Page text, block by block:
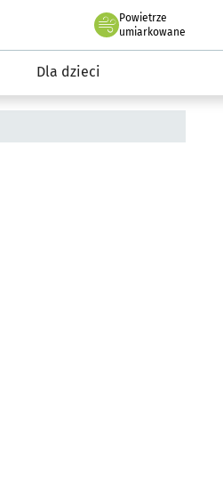
Powietrze
we Wrocławiu
umiarkowane
Dla dzieci